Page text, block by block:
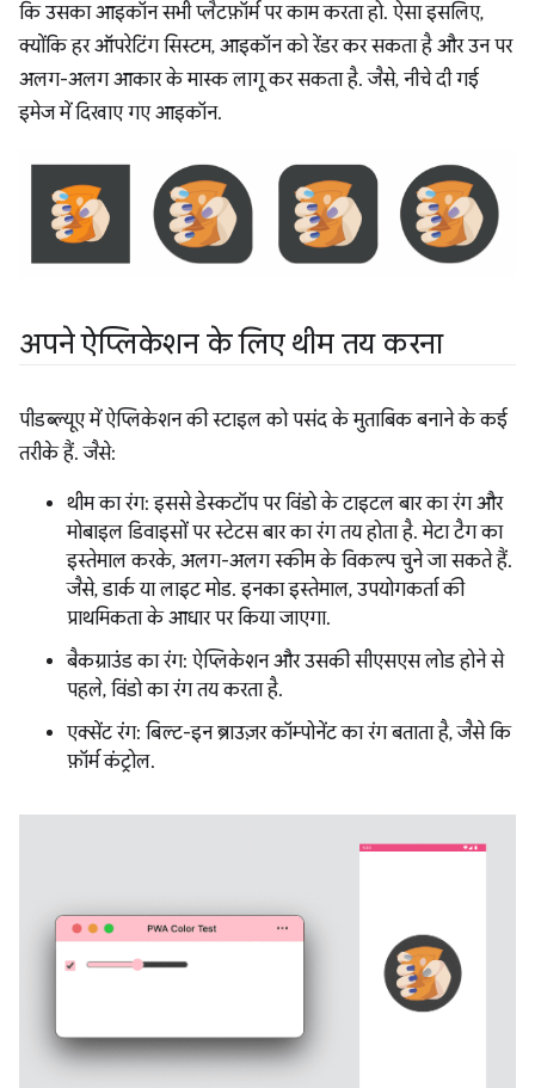
कि उसका आइकॉन सभी प्लैटफ़ॉर्म पर काम करता हो. ऐसा इसलिए,
क्योंकि हर ऑपरेटिंग सिस्टम, आइकॉन को रेंडर कर सकता है और उन पर
अलग-अलग आकार के मास्क लागू कर सकता है. जैसे, नीचे दी गई
इमेज में दिखाए गए आइकॉन.
अपने ऐप्लिकेशन के लिए थीम तय करना
पीडब्ल्यूए में ऐप्लिकेशन की स्टाइल को पसंद के मुताबिक बनाने के कई
तरीके हैं. जैसे:
थीम का रंग: इससे डेस्कटॉप पर विंडो के टाइटल बार का रंग और
मोबाइल डिवाइसों पर स्टेटस बार का रंग तय होता है. मेटा टैग का
इस्तेमाल करके, अलग-अलग स्कीम के विकल्प चुने जा सकते हैं.
जैसे, डार्क या लाइट मोड. इनका इस्तेमाल, उपयोगकर्ता की
प्राथमिकता के आधार पर किया जाएगा.
बैकग्राउंड का रंग: ऐप्लिकेशन और उसकी सीएसएस लोड होने से
पहले, विंडो का रंग तय करता है.
एक्सेंट रंग: बिल्ट-इन ब्राउज़र कॉम्पोनेंट का रंग बताता है, जैसे कि
फ़ॉर्म कंट्रोल.